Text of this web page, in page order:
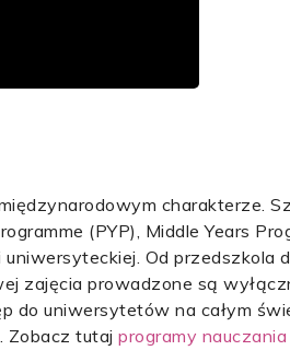
charakterze.
(PYP), Middle Years
Od przedszkola
zajęcia prowadzone są
do uniwersytetów na całym
Zobacz tutaj programy